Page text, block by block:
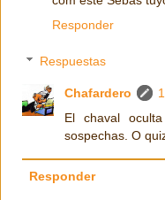
Responder
Respuestas
Chafardero
El chaval
sospechas. O
Responder